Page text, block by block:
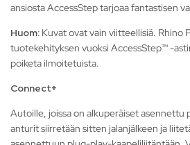
ansiosta AccessStep tarjoaa fantastisen
Huom: Kuvat ovat vain viitteellisiä. Rhino
tuotekehityksen vuoksi AccessStep™ -
poiketa ilmoitetuista.
Connect+
Autoille, joissa on alkuperäiset asennettu
anturit siirretään sitten jalanjälkeen ja